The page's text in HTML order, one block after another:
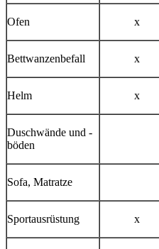
Ofen​ x
Bettwanzenbefall​ x
Helm x
Duschwände und -
böden​
Sofa, Matratze
Sportausrüstung x